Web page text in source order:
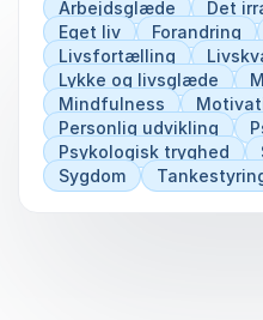
Arbejdsglæde
Det
Eget liv
Forandring
Livsfortælling
Lykke og livsglæde
Mindfulness
Personlig udvikling
Psykologisk tryghed
Sygdom